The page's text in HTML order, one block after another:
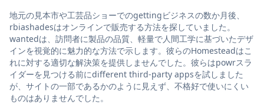
地元の見本市や工芸品ショーでのgettingビジネスの数か月後、
rbiashadesはオンラインで販売する方法を探していました。
wantedは、訪問者に製品の品質、軽量で人間工学に基づいたデザ
インを視覚的に魅力的な方法で示します。彼らのHomesteadはこ
れに対する適切な解決策を提供しませんでした。彼らはpowrスラ
イダーを見つける前にdifferent third-party appsを試しました
が、サイトの一部であるかのように見えず、不格好で使いにくい
ものはありませんでした。